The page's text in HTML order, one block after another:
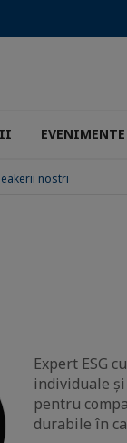
EVENIMENTE
nostri
Expert ESG
individuale
pentru
durabile în